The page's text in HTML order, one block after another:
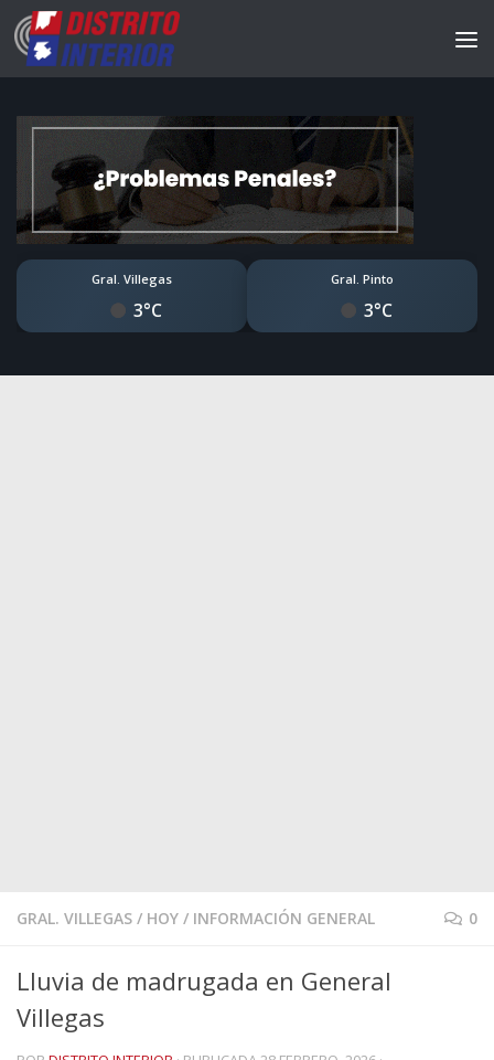
Gral. Villegas
3°C
Gral. Pinto
3°C
GRAL. VILLEGAS / HOY / INFORMACIÓN GENERAL 0
Lluvia de madrugada en General
Villegas